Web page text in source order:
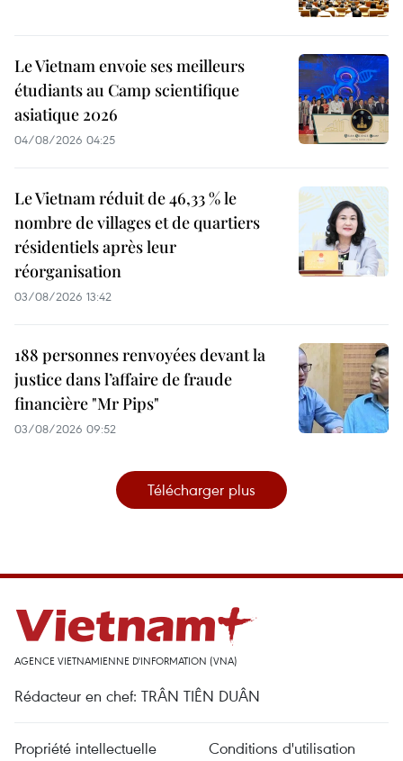
Le Vietnam envoie ses meilleurs
étudiants au Camp scientifique
asiatique 2026
04/08/2026 04:25
Le Vietnam réduit de 46,33 % le
nombre de villages et de quartiers
résidentiels après leur
réorganisation
03/08/2026 13:42
188 personnes renvoyées devant la
justice dans l’affaire de fraude
financière "Mr Pips"
03/08/2026 09:52
Télécharger plus
AGENCE VIETNAMIENNE D'INFORMATION (VNA)
Rédacteur en chef: TRÂN TIÊN DUÂN
Propriété intellectuelle Conditions d'utilisation